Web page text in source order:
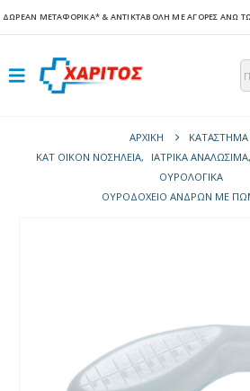
ΔΩΡΕΑΝ ΜΕΤΑΦΟΡΙΚΑ* & ΑΝΤΙΚΤΑΒΟΛΗ ΜΕ ΑΓΟΡΕΣ ΑΝΩ
ΑΡΧΙΚΉ
ΚΑΤΆΣΤΗΜΑ
ΚΑΤ ΟΙΚΟΝ ΝΟΣΗΛΕΙΑ, ΙΑΤΡΙΚΑ ΑΝΑΛΩΣΙΜΑ,
ΟΥΡΟΛΟΓΙΚΆ
ΟΥΡΟΔΟΧΕΊΟ ΑΝΔΡΏΝ ΜΕ